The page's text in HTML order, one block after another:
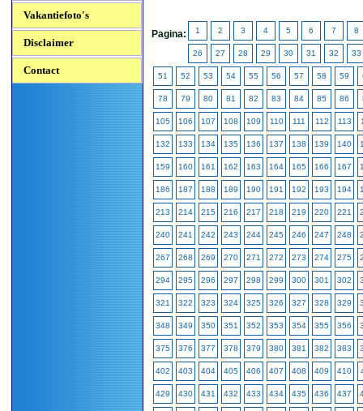
Vakantiefoto's
Disclaimer
Contact
Pagina: 1 2 3 4 5 6 7 8
26 27 28 29 30 31 32 33
51 52 53 54 55 56 57 58 59
78 79 80 81 82 83 84 85 86
105 106 107 108 109 110 111 112 113
132 133 134 135 136 137 138 139 140
159 160 161 162 163 164 165 166 167
186 187 188 189 190 191 192 193 194
213 214 215 216 217 218 219 220 221
240 241 242 243 244 245 246 247 248
267 268 269 270 271 272 273 274 275
294 295 296 297 298 299 300 301 302
321 322 323 324 325 326 327 328 329
348 349 350 351 352 353 354 355 356
375 376 377 378 379 380 381 382 383
402 403 404 405 406 407 408 409 410
429 430 431 432 433 434 435 436 437